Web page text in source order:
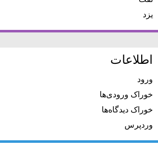
یزد
اطلاعات
ورود
خوراک ورودی‌ها
خوراک دیدگاه‌ها
وردپرس